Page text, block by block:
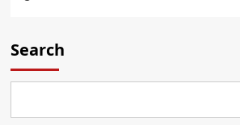
Search